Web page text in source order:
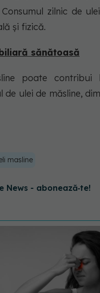
zilnic de
și fizică.
sănătoasă
poate
de ulei de măsline,
masline
News - abonează‑te!